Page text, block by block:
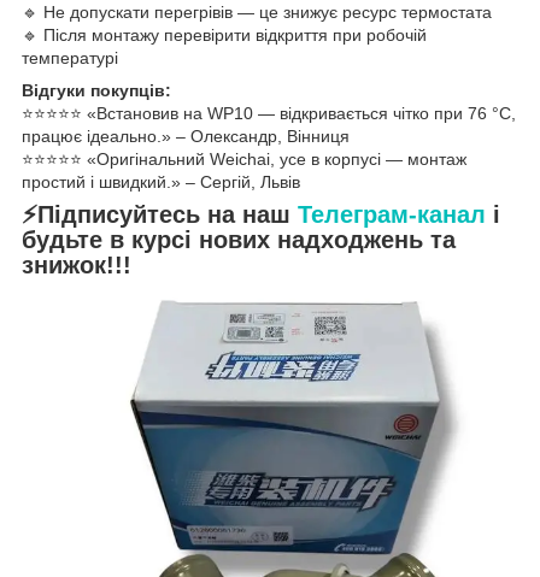
🔹 Не допускати перегрівів — це знижує ресурс термостата
🔹 Після монтажу перевірити відкриття при робочій
температурі
Відгуки покупців:
⭐️⭐️⭐️⭐️⭐️ «Встановив на WP10 — відкривається чітко при 76 °C,
працює ідеально.» – Олександр, Вінниця
⭐️⭐️⭐️⭐️⭐️ «Оригінальний Weichai, усе в корпусі — монтаж
простий і швидкий.» – Сергій, Львів
⚡Підписуйтесь на наш Телеграм-канал і
будьте в курсі нових надходжень та
знижок!!!